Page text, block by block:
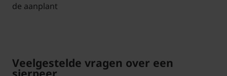
de aanplant
Veelgestelde vragen over een